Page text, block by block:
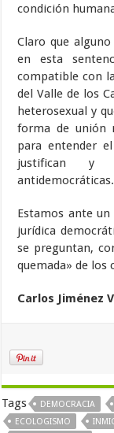
condición
Claro que
en esta
compatible con
del Valle de los
heterosexual y
forma de unión
para entender
justifican y
antidemocráticas.
Estamos ante
jurídica
se preguntan,
quemada» de los
Carlos Jiménez
Tags DEMOCRACIA
ECOLOGISMO